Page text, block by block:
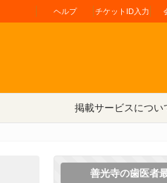
ヘルプ チケットID入力
掲載サービスについ
善光寺の歯医者